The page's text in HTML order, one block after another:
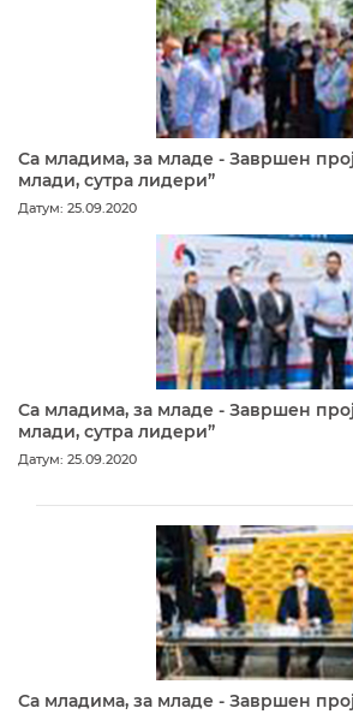
Са младима, за младе - Завршен
млади, сутра лидери”
Датум: 25.09.2020
Са младима, за младе - Завршен
млади, сутра лидери”
Датум: 25.09.2020
Са младима, за младе - Завршен